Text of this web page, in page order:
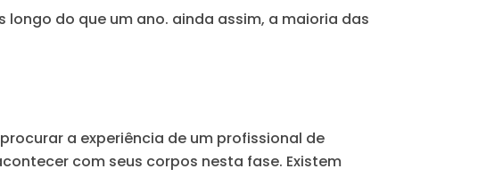
do que um ano. ainda assim, a maioria das
a experiência de um profissional de
com seus corpos nesta fase. Existem